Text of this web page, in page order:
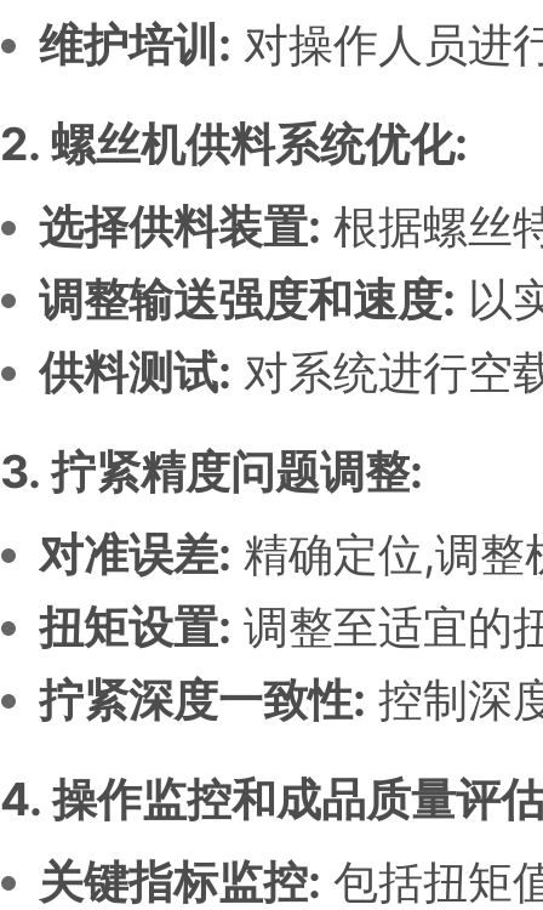
维护培训: 对操作人员进
2. 螺丝机供料系统优化:
选择供料装置: 根据螺丝
调整输送强度和速度: 以
供料测试: 对系统进行空
3. 拧紧精度问题调整:
对准误差: 精确定位,调整
扭矩设置: 调整至适宜的
拧紧深度一致性: 控制深
4. 操作监控和成品质量评
关键指标监控: 包括扭矩